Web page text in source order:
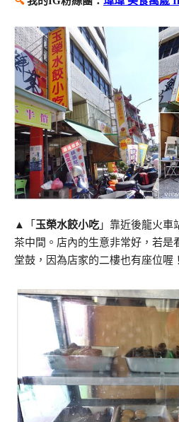
▲「 玉榮水餃小吃 」靠近後龍火車
茶中間。店內的生意非常好，若是
堂鼓，因為店家的二樓也有座位喔！